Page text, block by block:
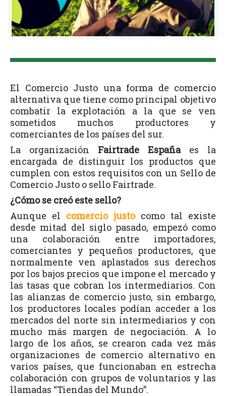
El Comercio Justo una forma de comercio
alternativa que tiene como principal objetivo
combatir la explotación a la que se ven
sometidos muchos productores y
comerciantes de los países del sur.
La organización Fairtrade Españaes la
encargada de distinguir los productos que
cumplen con estos requisitos con un Sello de
Comercio Justo o sello Fairtrade.
¿Cómo se creó este sello?
Aunque el comercio justocomo tal existe
desde mitad del siglo pasado, empezó como
una colaboración entre importadores,
comerciantes y pequeños productores, que
normalmente ven aplastados sus derechos
por los bajos precios que impone el mercado y
las tasas que cobran los intermediarios. Con
las alianzas de comercio justo, sin embargo,
los productores locales podían acceder a los
mercados del norte sin intermediarios y con
mucho más margen de negociación. A lo
largo de los años, se crearon cada vez más
organizaciones de comercio alternativo en
varios países, que funcionaban en estrecha
colaboración con grupos de voluntarios y las
llamadas “Tiendas del Mundo”.